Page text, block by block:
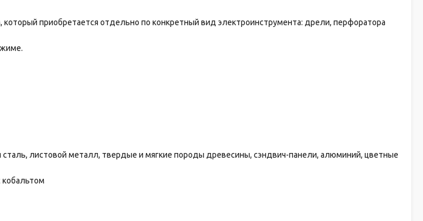
который приобретается отдельно по конкретный вид электроинструмента: дрели, перфоратора
листовой металл, твердые и мягкие породы древесины, сэндвич-панели, алюминий, цветные